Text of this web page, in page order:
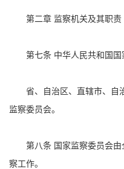
第二章 监察机关及其职责
第七条 中华人民共和国国
省、自治区、直辖市、自
监察委员会。
第八条 国家监察委员会
察工作。